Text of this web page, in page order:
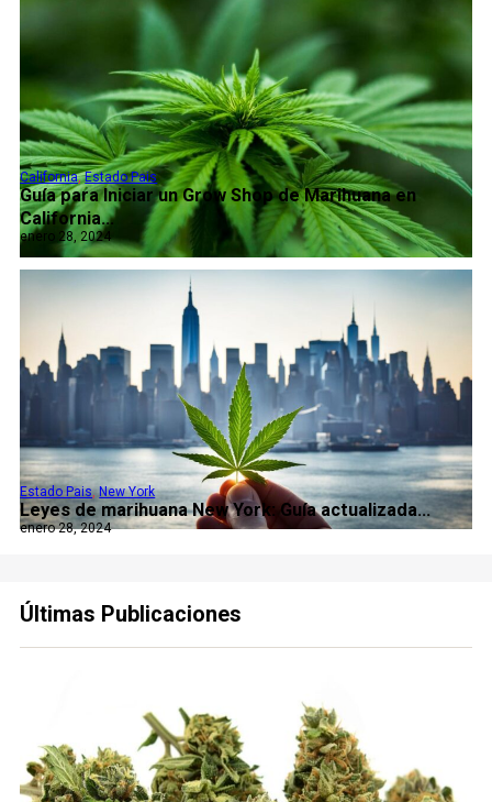
Guía para Iniciar un Grow Shop de Marihuana en
California...
California,Estado Pais
enero 28, 2024
Leyes de marihuana New York: Guía actualizada...
Estado Pais,New York
enero 28, 2024
Últimas Publicaciones